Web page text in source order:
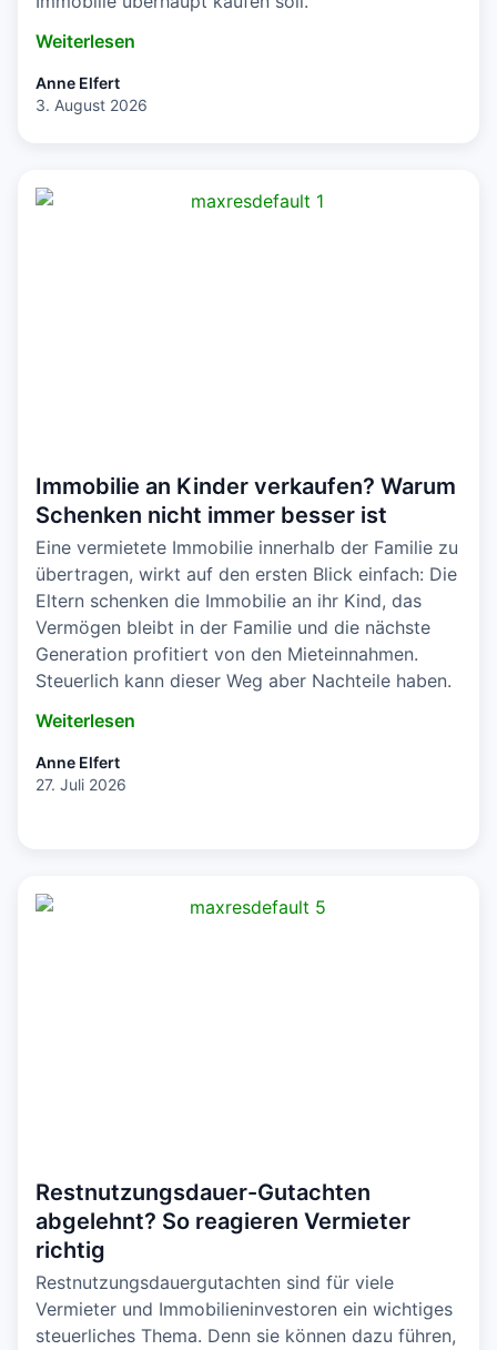
Weiterlesen
Anne Elfert
3. August 2026
Immobilie an Kinder verkaufen? Warum
Schenken nicht immer besser ist
Eine vermietete Immobilie innerhalb der Familie zu
übertragen, wirkt auf den ersten Blick einfach: Die
Eltern schenken die Immobilie an ihr Kind, das
Vermögen bleibt in der Familie und die nächste
Generation profitiert von den Mieteinnahmen.
Steuerlich kann dieser Weg aber Nachteile haben.
Weiterlesen
Anne Elfert
27. Juli 2026
Restnutzungsdauer-Gutachten
abgelehnt? So reagieren Vermieter
richtig
Restnutzungsdauergutachten sind für viele
Vermieter und Immobilieninvestoren ein wichtiges
steuerliches Thema. Denn sie können dazu führen,